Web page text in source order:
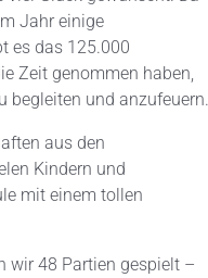
Jahr einige
es das 125.000
Zeit genommen haben,
begleiten und anzufeuern.
aus den
Kindern und
mit einem tollen
wir 48 Partien gespielt –